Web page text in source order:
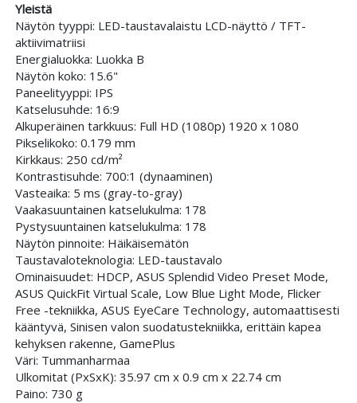
Yleistä
Näytön tyyppi: LED-taustavalaistu LCD-näyttö / TFT-
aktiivimatriisi
Energialuokka: Luokka B
Näytön koko: 15.6"
Paneelityyppi: IPS
Katselusuhde: 16:9
Alkuperäinen tarkkuus: Full HD (1080p) 1920 x 1080
Pikselikoko: 0.179 mm
Kirkkaus: 250 cd/m²
Kontrastisuhde: 700:1 (dynaaminen)
Vasteaika: 5 ms (gray-to-gray)
Vaakasuuntainen katselukulma: 178
Pystysuuntainen katselukulma: 178
Näytön pinnoite: Häikäisemätön
Taustavaloteknologia: LED-taustavalo
Ominaisuudet: HDCP, ASUS Splendid Video Preset Mode,
ASUS QuickFit Virtual Scale, Low Blue Light Mode, Flicker
Free -tekniikka, ASUS EyeCare Technology, automaattisesti
kääntyvä, Sinisen valon suodatustekniikka, erittäin kapea
kehyksen rakenne, GamePlus
Väri: Tummanharmaa
Ulkomitat (PxSxK): 35.97 cm x 0.9 cm x 22.74 cm
Paino: 730 g